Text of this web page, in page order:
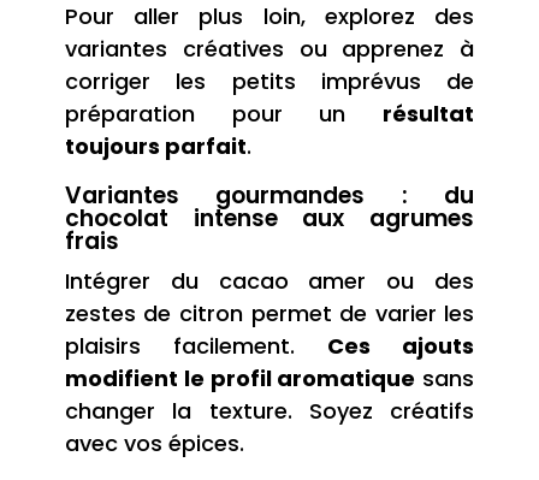
Pour aller plus loin, explorez des
variantes créatives ou apprenez à
corriger les petits imprévus de
préparation pour un résultat
toujours parfait.
Variantes gourmandes : du
chocolat intense aux agrumes
frais
Intégrer du cacao amer ou des
zestes de citron permet de varier les
plaisirs facilement. Ces ajouts
modifient le profil aromatique sans
changer la texture. Soyez créatifs
avec vos épices.